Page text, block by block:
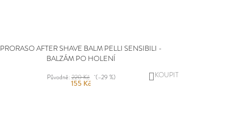
PRORASO AFTER SHAVE BALM PELLI SENSIBILI -
BALZÁM PO HOLENÍ
Původně:220 Kč (–29 %)
155 Kč
DO